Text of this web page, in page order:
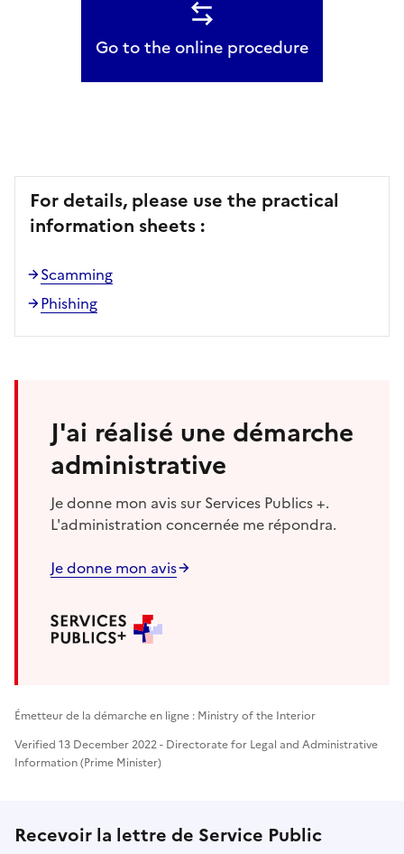
Go to the online procedure
For details, please use the practical
information sheets :
Scamming
Phishing
J'ai réalisé une démarche
administrative
Je donne mon avis sur Services Publics +.
L'administration concernée me répondra.
Je donne mon avis
Émetteur de la démarche en ligne : Ministry of the Interior
Verified 13 December 2022 - Directorate for Legal and Administrative
Information (Prime Minister)
Recevoir la lettre de Service Public